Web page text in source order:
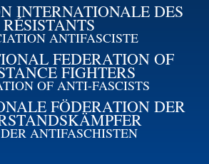
INTERNATIONALE DES
RÉSISTANTS
ANTIFASCISTE
FEDERATION OF
FIGHTERS
OF ANTI-FASCISTS
FÖDERATION DER
ANTIFASCHISTEN